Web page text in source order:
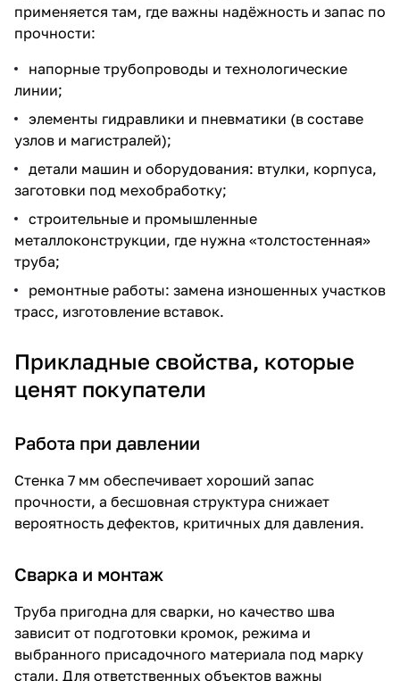
применяется там, где важны надёжность и запас по
прочности:
напорные трубопроводы и технологические
линии;
элементы гидравлики и пневматики (в составе
узлов и магистралей);
детали машин и оборудования: втулки, корпуса,
заготовки под мехобработку;
строительные и промышленные
металлоконструкции, где нужна «толстостенная»
труба;
ремонтные работы: замена изношенных участков
трасс, изготовление вставок.
Прикладные свойства, которые
ценят покупатели
Работа при давлении
Стенка 7 мм обеспечивает хороший запас
прочности, а бесшовная структура снижает
вероятность дефектов, критичных для давления.
Сварка и монтаж
Труба пригодна для сварки, но качество шва
зависит от подготовки кромок, режима и
выбранного присадочного материала под марку
стали. Для ответственных объектов важны